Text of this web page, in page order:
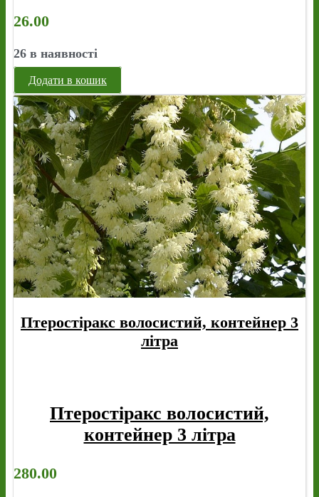
26.00
26 в наявності
Додати в кошик
Птеростіракс волосистий, контейнер 3
літра
Птеростіракс волосистий,
контейнер 3 літра
280.00